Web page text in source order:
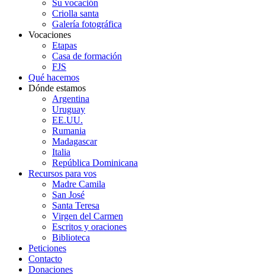
Su vocación
Criolla santa
Galería fotográfica
Vocaciones
Etapas
Casa de formación
FJS
Qué hacemos
Dónde estamos
Argentina
Uruguay
EE.UU.
Rumania
Madagascar
Italia
República Dominicana
Recursos para vos
Madre Camila
San José
Santa Teresa
Virgen del Carmen
Escritos y oraciones
Biblioteca
Peticiones
Contacto
Donaciones